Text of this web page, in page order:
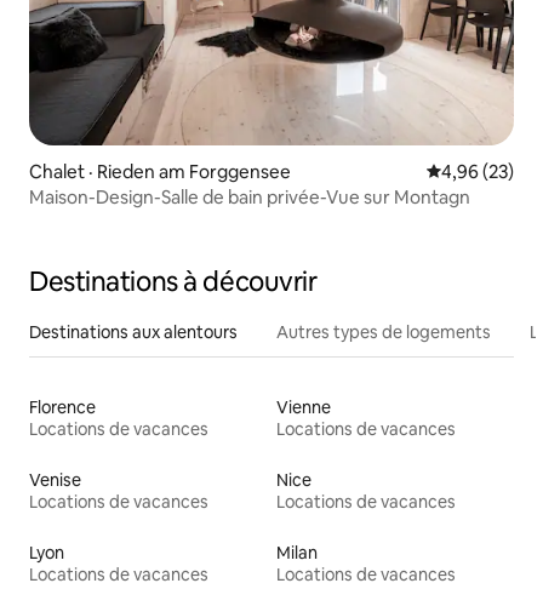
Chalet · Rieden am Forggensee Note
4,96 (23)
Maison-Design-Salle de bain privée-Vue sur Montagn
Destinations à découvrir
Destinations aux alentours Autres types de logements
Florence
Locations de vacances
Vienne
Locations de vacances
Venise
Locations de vacances
Nice
Locations de vacances
Lyon
Locations de vacances
Milan
Locations de vacances